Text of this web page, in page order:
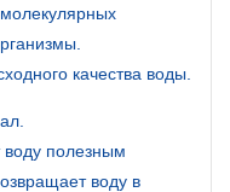
качества воды.
полезным
воду в